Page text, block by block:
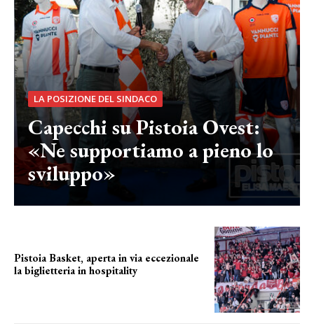
LA POSIZIONE DEL SINDACO
Capecchi su Pistoia Ovest:
«Ne supportiamo a pieno lo
sviluppo»
Pistoia Basket, aperta in via eccezionale
la biglietteria in hospitality